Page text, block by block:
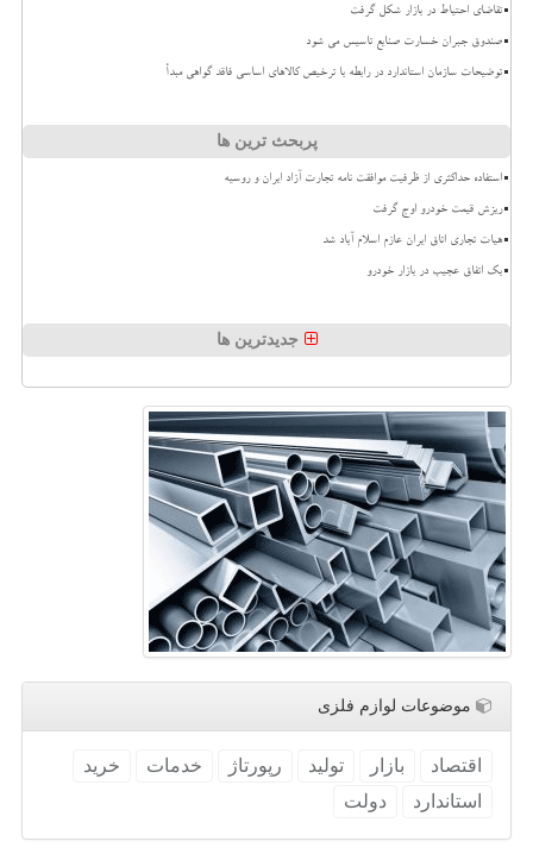
تقاضای احتیاط در بازار شکل گرفت
صندوق جبران خسارت صنایع تاسیس می شود
توضیحات سازمان استاندارد در رابطه با ترخیص کالاهای اساسی فاقد گواهی مبدأ
پربحث ترین ها
استفاده حداکثری از ظرفیت موافقت نامه تجارت آزاد ایران و روسیه
ریزش قیمت خودرو اوج گرفت
هیات تجاری اتاق ایران عازم اسلام آباد شد
بک اتفاق عجیب در بازار خودرو
جدیدترین ها
موضوعات لوازم فلزی
اقتصاد بازار تولید رپورتاژ خدمات
خرید
استاندارد
دولت